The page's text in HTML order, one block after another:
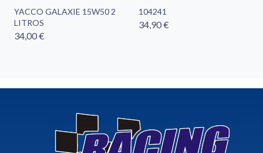
YACCO GALAXIE 15W50 2
LITROS
34,00 €
104241
34,90 €